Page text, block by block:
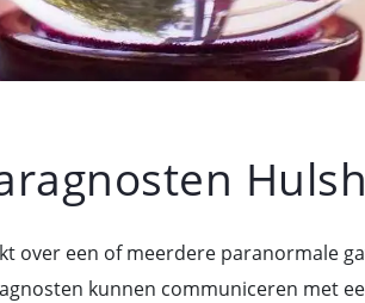
over een of meerdere paranormale
kunnen communiceren met